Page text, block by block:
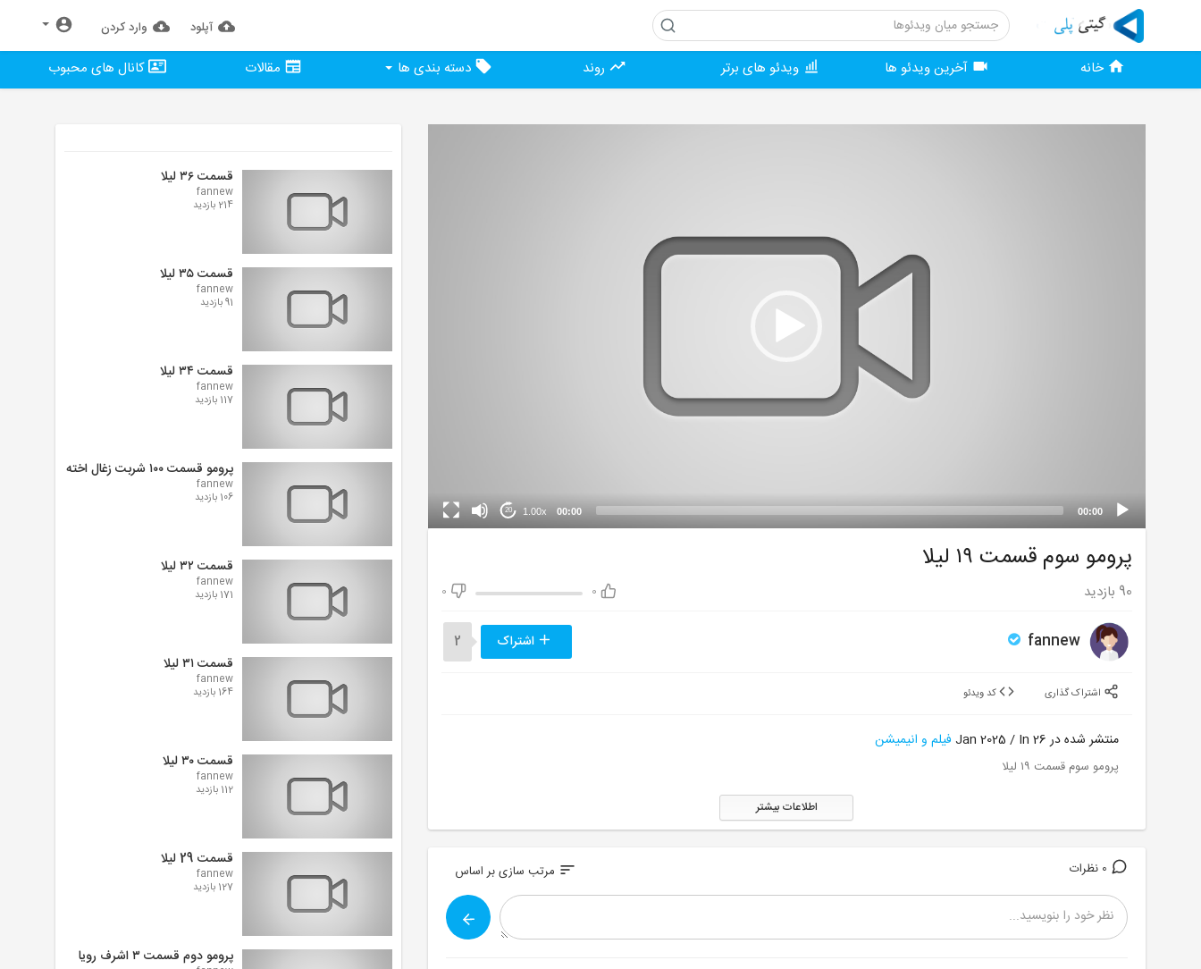
آپلود وارد كردن
خانه آخرین ویدئو ها ویدئو های برتر روند دسته بندی ها مقالات کانال های محبوب
00:00
00:00
1.00x
20
قسمت ۳۶ لیلا
fannew
214 بازدید
قسمت ۳۵ لیلا
fannew
91 بازدید
قسمت ۳۴ لیلا
fannew
117 بازدید
پرومو قسمت ۱۰۰ شربت زغال اخته
fannew
106 بازدید
قسمت ۳۲ لیلا
fannew
171 بازدید
قسمت ۳۱ لیلا
fannew
164 بازدید
قسمت ۳۰ لیلا
fannew
112 بازدید
قسمت 29 لیلا
fannew
127 بازدید
پرومو دوم قسمت ۳ اشرف رویا
پرومو سوم قسمت ۱۹ لیلا
0
0 90 بازدید
fannew اشتراک 2
منتشر شده در 26 Jan 2025 / In فیلم و انیمیشن
پرومو سوم قسمت ۱۹ لیلا
اطلاعات بیشتر
sort مرتب سازی بر اساس